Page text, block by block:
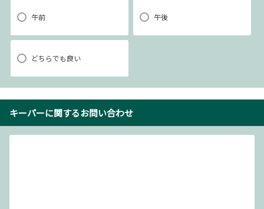
午前 午後
どちらでも良い
キーパーに関するお問い合わせ